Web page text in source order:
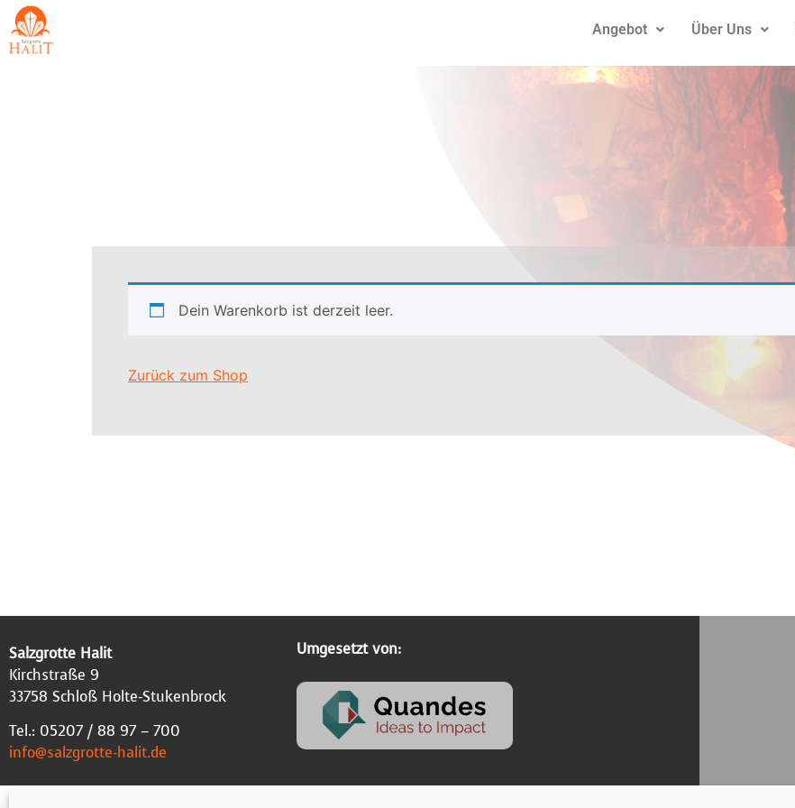
Angebot Über Uns
Dein Warenkorb ist derzeit leer.
Zurück zum Shop
Salzgrotte Halit
Kirchstraße 9
33758 Schloß Holte-Stukenbrock
Tel.: 05207 / 88 97 – 700
info@salzgrotte-halit.de
Umgesetzt von: